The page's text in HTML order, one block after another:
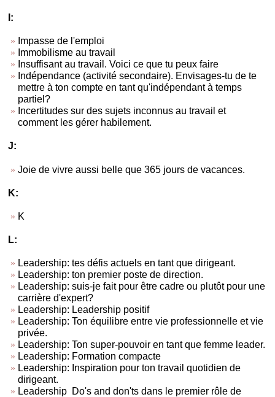
I:
Impasse de l'emploi
Immobilisme au travail
Insuffisant au travail. Voici ce que tu peux faire
Indépendance (activité secondaire). Envisages-tu de te
mettre à ton compte en tant qu'indépendant à temps
partiel?
Incertitudes sur des sujets inconnus au travail et
comment les gérer habilement.
J:
Joie de vivre aussi belle que 365 jours de vacances.
K:
K
L:
Leadership: tes défis actuels en tant que dirigeant.
Leadership: ton premier poste de direction.
Leadership: suis-je fait pour être cadre ou plutôt pour une
carrière d'expert?
Leadership: Leadership positif
Leadership: Ton équilibre entre vie professionnelle et vie
privée.
Leadership: Ton super-pouvoir en tant que femme leader.
Leadership: Formation compacte
Leadership: Inspiration pour ton travail quotidien de
dirigeant.
Leadership Do's and don'ts dans le premier rôle de